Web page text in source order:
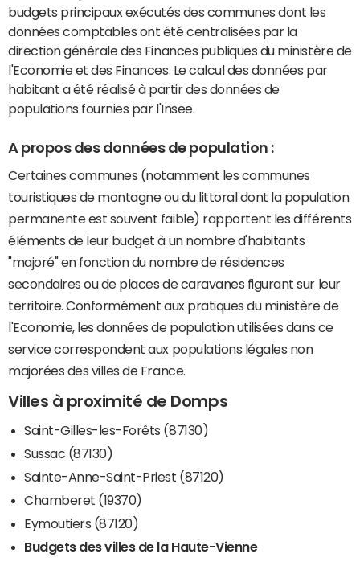
budgets principaux exécutés des communes dont les
données comptables ont été centralisées par la
direction générale des Finances publiques du ministère de
l'Economie et des Finances. Le calcul des données par
habitant a été réalisé à partir des données de
populations fournies par l'Insee.
A propos des données de population :
Certaines communes (notamment les communes
touristiques de montagne ou du littoral dont la population
permanente est souvent faible) rapportent les différents
éléments de leur budget à un nombre d'habitants
"majoré" en fonction du nombre de résidences
secondaires ou de places de caravanes figurant sur leur
territoire. Conformément aux pratiques du ministère de
l'Economie, les données de population utilisées dans ce
service correspondent aux populations légales non
majorées des villes de France.
Villes à proximité de Domps
Saint-Gilles-les-Forêts (87130)
Sussac (87130)
Sainte-Anne-Saint-Priest (87120)
Chamberet (19370)
Eymoutiers (87120)
Budgets des villes de la Haute-Vienne